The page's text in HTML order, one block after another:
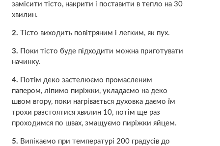
замісити тісто, накрити і поставити в тепло на 30
хвилин.
2. Тісто виходить повітряним і легким, як пух.
3. Поки тісто буде підходити можна приготувати
начинку.
4. Потім деко застелюємо промасленим
папером, ліпимо пиріжки, укладаємо на деко
швом вгору, поки нагрівається духовка даємо їм
трохи разстоятися хвилин 10, потім ще раз
проходимся по швах, змащуємо пиріжки яйцем.
5. Випікаємо при температурі 200 градусів до